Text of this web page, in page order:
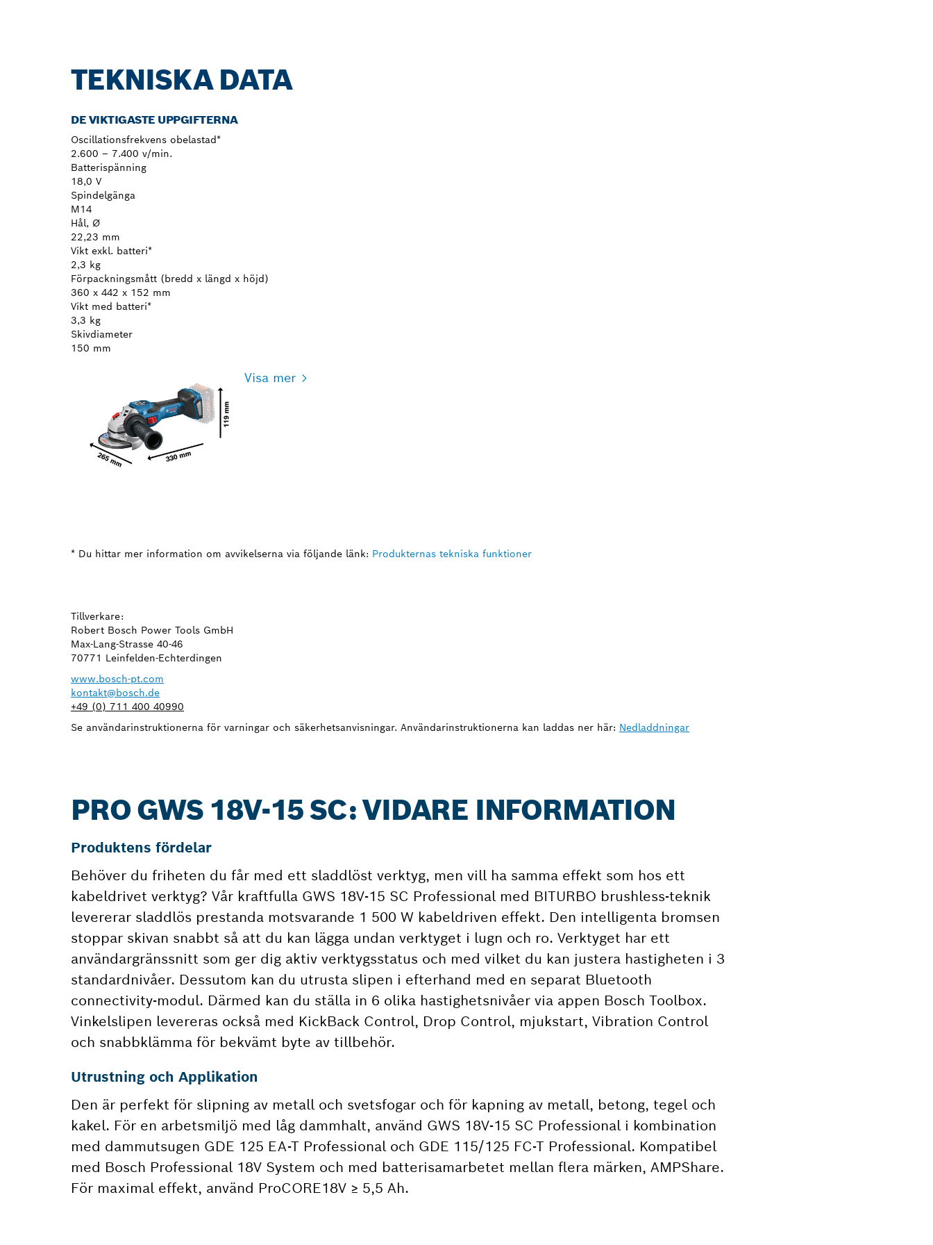
TEKNISKA DATA
DE VIKTIGASTE UPPGIFTERNA
Oscillationsfrekvens obelastad*
2.600 – 7.400 v/min.
Batterispänning
18,0 V
Spindelgänga
M14
Hål, Ø
22,23 mm
Vikt exkl. batteri*
2,3 kg
Förpackningsmått (bredd x längd x höjd)
360 x 442 x 152 mm
Vikt med batteri*
3,3 kg
Skivdiameter
150 mm
Visa mer
* Du hittar mer information om avvikelserna via följande länk: Produkternas tekniska funktioner
Tillverkare:
Robert Bosch Power Tools GmbH
Max-Lang-Strasse 40-46
70771 Leinfelden-Echterdingen
www.bosch-pt.com
kontakt@bosch.de
+49 (0) 711 400 40990
Se användarinstruktionerna för varningar och säkerhetsanvisningar. Användarinstruktionerna kan laddas ner här: Nedladdningar
PRO GWS 18V-15 SC: VIDARE INFORMATION
Produktens fördelar
Behöver du friheten du får med ett sladdlöst verktyg, men vill ha samma effekt som hos ett
kabeldrivet verktyg? Vår kraftfulla GWS 18V-15 SC Professional med BITURBO brushless-teknik
levererar sladdlös prestanda motsvarande 1 500 W kabeldriven effekt. Den intelligenta bromsen
stoppar skivan snabbt så att du kan lägga undan verktyget i lugn och ro. Verktyget har ett
användargränssnitt som ger dig aktiv verktygsstatus och med vilket du kan justera hastigheten i 3
standardnivåer. Dessutom kan du utrusta slipen i efterhand med en separat Bluetooth
connectivity-modul. Därmed kan du ställa in 6 olika hastighetsnivåer via appen Bosch Toolbox.
Vinkelslipen levereras också med KickBack Control, Drop Control, mjukstart, Vibration Control
och snabbklämma för bekvämt byte av tillbehör.
Utrustning och Applikation
Den är perfekt för slipning av metall och svetsfogar och för kapning av metall, betong, tegel och
kakel. För en arbetsmiljö med låg dammhalt, använd GWS 18V-15 SC Professional i kombination
med dammutsugen GDE 125 EA-T Professional och GDE 115/125 FC-T Professional. Kompatibel
med Bosch Professional 18V System och med batterisamarbetet mellan flera märken, AMPShare.
För maximal effekt, använd ProCORE18V ≥ 5,5 Ah.